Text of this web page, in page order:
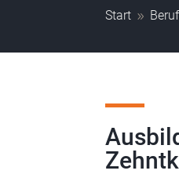
Start 9